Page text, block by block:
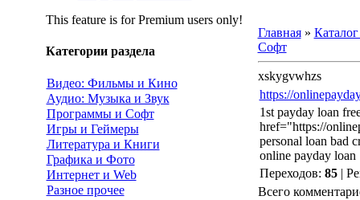
This feature is for Premium users only!
Категории раздела
Видео: Фильмы и Кино
Аудио: Музыка и Звук
Программы и Софт
Игры и Геймеры
Литература и Книги
Графика и Фото
Интернет и Web
Разное прочее
Главная»
Софт
xskygvwhzs
https://
1st payday loan
href="https://
personal loan bad
online payday loan
Переходов: 85|
Всего